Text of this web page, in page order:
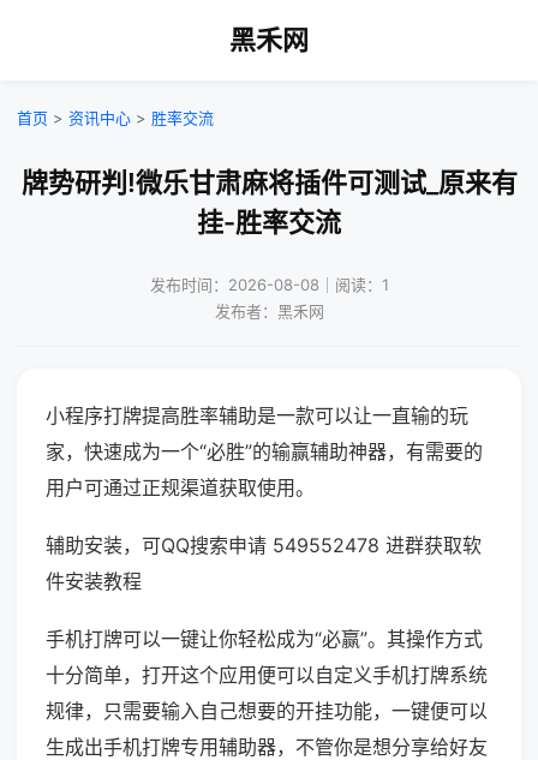
黑禾网
首页 > 资讯中心 > 胜率交流
牌势研判!微乐甘肃麻将插件可测试_原来有
挂-胜率交流
发布时间：2026-08-08｜阅读：1
发布者：黑禾网
小程序打牌提高胜率辅助是一款可以让一直输的玩
家，快速成为一个“必胜”的输赢辅助神器，有需要的
用户可通过正规渠道获取使用。
辅助安装，可QQ搜索申请 549552478 进群获取软
件安装教程
手机打牌可以一键让你轻松成为“必赢”。其操作方式
十分简单，打开这个应用便可以自定义手机打牌系统
规律，只需要输入自己想要的开挂功能，一键便可以
生成出手机打牌专用辅助器，不管你是想分享给好友